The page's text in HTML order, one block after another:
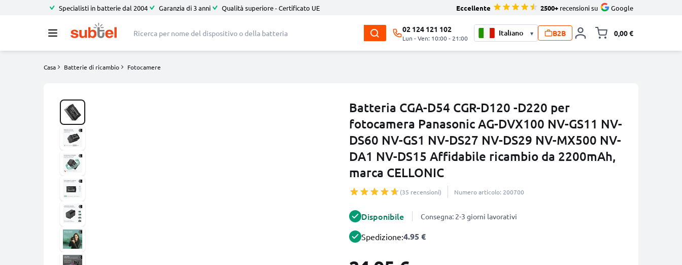
Specialisti in batterie dal 2004 Garanzia di 3 anni Qualità superiore - Certificato UE Eccellente 2500+ recensioni su Google
02 124 121 102
Lun - Ven: 10:00 - 21:00
▾ B2B 0,00 €
Casa Batterie di ricambio Fotocamere
Batteria CGA-D54 CGR-D120 -D220 per
fotocamera Panasonic AG-DVX100 NV-GS11 NV-
DS60 NV-GS1 NV-DS27 NV-DS29 NV-MX500 NV-
DA1 NV-DS15 Affidabile ricambio da 2200mAh,
marca CELLONIC
(35 recensioni) Numero articolo: 200700
Disponibile Consegna: 2-3 giorni lavorativi
Spedizione:4.95 €